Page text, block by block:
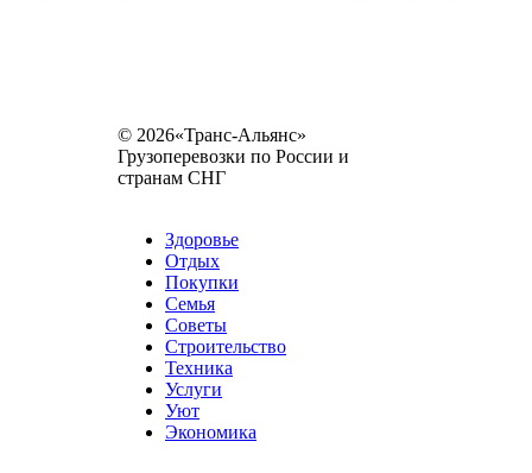
© 2026«Транс-Альянс»
Грузоперевозки по России и
странам СНГ
Здоровье
Отдых
Покупки
Семья
Советы
Строительство
Техника
Услуги
Уют
Экономика